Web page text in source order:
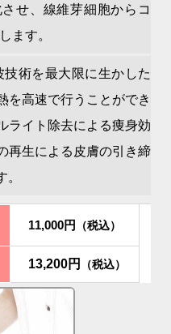
せ、線維芽細胞からコ
ます。
術を最大限に生かした
を高速で行うことができ
ライト除去による痩身効
再生による皮膚の引き締
11,000円 （税込）
13,200円 （税込）